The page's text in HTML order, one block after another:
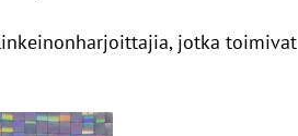
jotka toimivat